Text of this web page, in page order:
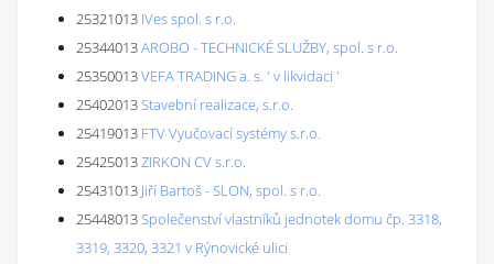
25321013 IVes spol. s r.o.
25344013AROBO - TECHNICKÉ SLUŽBY, spol. s r.o.
25350013VEFA TRADING a. s. ' v likvidaci '
25402013Stavební realizace, s.r.o.
25419013 FTV Vyučovací systémy s.r.o.
25425013ZIRKON CV s.r.o.
25431013 Jiří Bartoš - SLON, spol. s r.o.
25448013Společenství vlastníků jednotek domu čp. 3318,
3319, 3320, 3321 v Rýnovické ulici